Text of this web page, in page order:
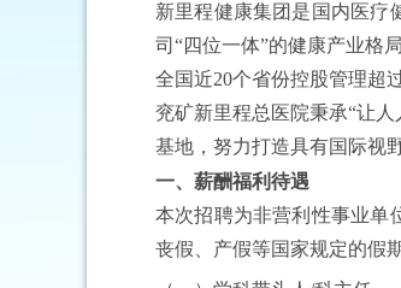
新里程健康集团是国内医疗
司 “四位一体”的健康产业格
全国近20个省份控股管理超
兖矿新里程总医院秉承“让
基地，努力打造具有国际视
一、薪酬福利待遇
本次招聘为非营利性事业单
丧假、产假等国家规定的假